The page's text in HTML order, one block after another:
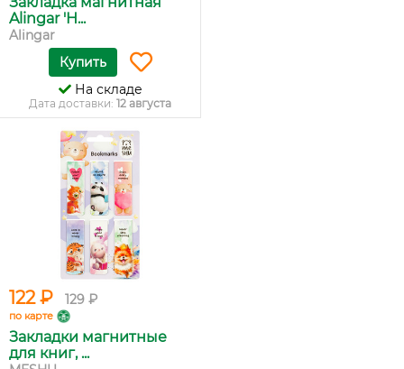
Alingar 'H...
Alingar
Купить
На складе
Дата доставки: 12 августа
122 ₽ 129 ₽
по карте
Закладки магнитные
для книг, ...